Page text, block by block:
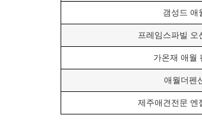
갬성드 애
프레임스파빌 오
가온재 애월
애월더펜
제주애견전문 엔